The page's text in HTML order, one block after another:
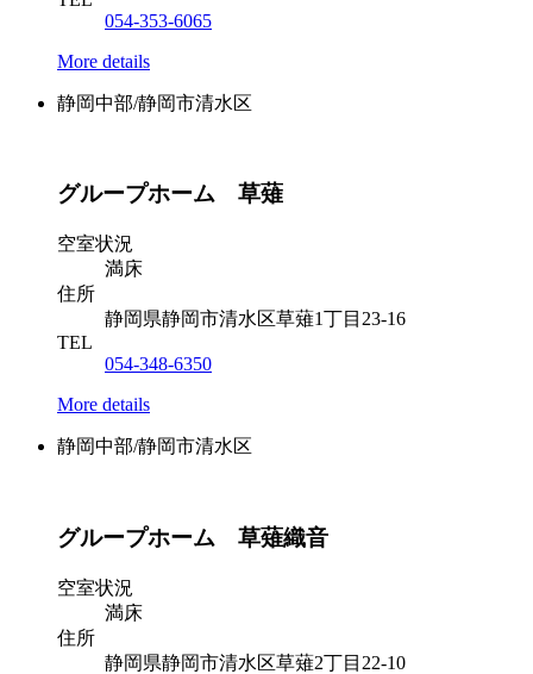
054-353-6065
More details
静岡中部/静岡市清水区
グループホーム 草薙
空室状況
満床
住所
静岡県静岡市清水区草薙1丁目23-16
TEL
054-348-6350
More details
静岡中部/静岡市清水区
グループホーム 草薙織音
空室状況
満床
住所
静岡県静岡市清水区草薙2丁目22-10